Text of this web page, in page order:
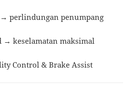
perlindungan penumpang
→ keselamatan maksimal
Control & Brake Assist